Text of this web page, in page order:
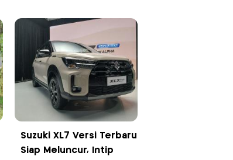
Suzuki XL7 Versi Terbaru
Siap Meluncur, Intip